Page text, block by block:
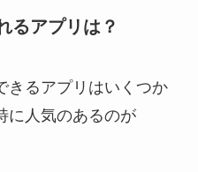
るアプリは？
きるアプリはいくつか
に人気のあるのが